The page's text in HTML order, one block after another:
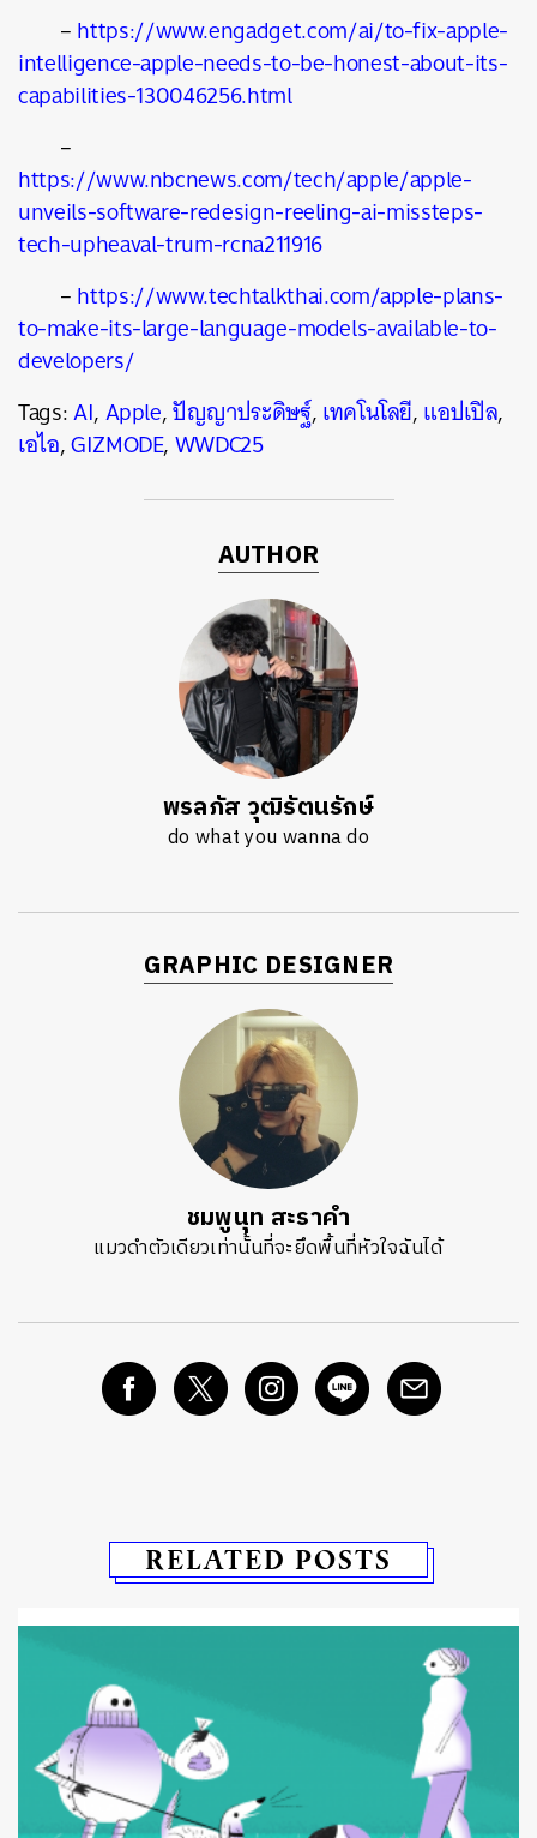
–https://www.engadget.com/ai/to-fix-apple-
intelligence-apple-needs-to-be-honest-about-its-
capabilities-130046256.html
–
https://www.nbcnews.com/tech/apple/apple-
unveils-software-redesign-reeling-ai-missteps-
tech-upheaval-trum-rcna211916
–https://www.techtalkthai.com/apple-plans-
to-make-its-large-language-models-available-to-
developers/
Tags:AI,Apple,ปัญญาประดิษฐ์,เทคโนโลยี,แอปเปิล,
เอไอ,GIZMODE,WWDC25
AUTHOR
พรลภัส วุฒิรัตนรักษ์
do what you wanna do
GRAPHIC DESIGNER
ชมพูนุท สะราคำ
แมวดำตัวเดียวเท่านั้นที่จะยึดพื้นที่หัวใจฉันได้
RELATED POSTS